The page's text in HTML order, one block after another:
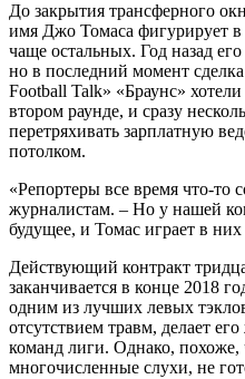
До закрытия трансферного
имя Джо Томаса фигурирует
чаще остальных. Год назад
но в последний момент
Football Talk» «Браунс»
втором раунде, и сразу
перетряхивать зарплатную
потолком.
«Репортеры все время что-то
журналистам. – Но у нашей
будущее, и Томас играет в
Действующий контракт
заканчивается в конце 2018
одним из лучших левых
отсутствием травм, делает
команд лиги. Однако, похоже,
многочисленные слухи, не